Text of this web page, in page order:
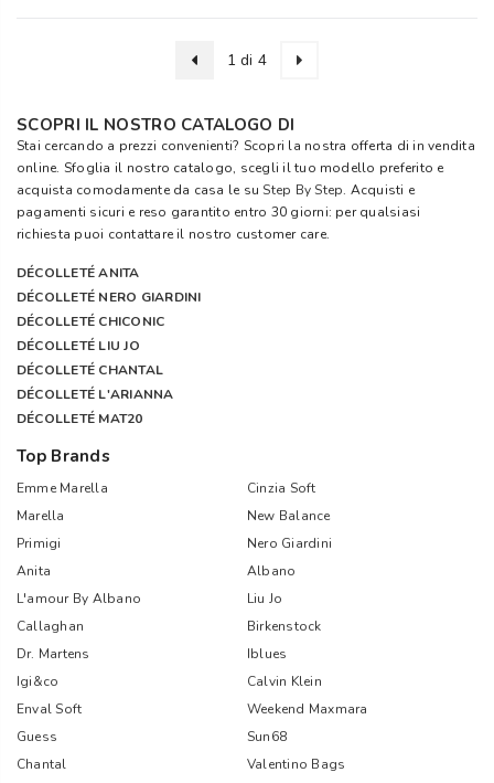
1 di 4
SCOPRI IL NOSTRO CATALOGO DI
Stai cercando a prezzi convenienti? Scopri la nostra offerta di in vendita
online. Sfoglia il nostro catalogo, scegli il tuo modello preferito e
acquista comodamente da casa le suStep By Step. Acquisti e
pagamenti sicuri e reso garantito entro 30 giorni: per qualsiasi
richiesta puoi contattare il nostro customer care.
DÉCOLLETÉ ANITA
DÉCOLLETÉ NERO GIARDINI
DÉCOLLETÉ CHICONIC
DÉCOLLETÉ LIU JO
DÉCOLLETÉ CHANTAL
DÉCOLLETÉ L'ARIANNA
DÉCOLLETÉ MAT20
Top Brands
Emme Marella
Cinzia Soft
Marella
New Balance
Primigi
Nero Giardini
Anita
Albano
L'amour By Albano
Liu Jo
Callaghan
Birkenstock
Dr. Martens
Iblues
Igi&co
Calvin Klein
Enval Soft
Weekend Maxmara
Guess
Sun68
Chantal
Valentino Bags